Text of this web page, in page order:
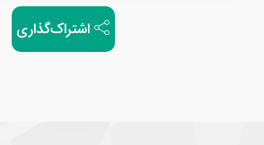
اشتراک‌گذاری